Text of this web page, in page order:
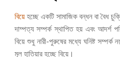
বিয়েহচ্ছে একটি সামাজিক বন্ধন বা বৈধ
দাম্পত্য সম্পর্ক স্থাপিত হয় এবং আদর্শ
বিয়ে শুধু নারী-পুরুষের মধ্যে ঘনিষ্ট সম্পর্ক
মূল হাতিয়ার হচ্ছে বিয়ে।